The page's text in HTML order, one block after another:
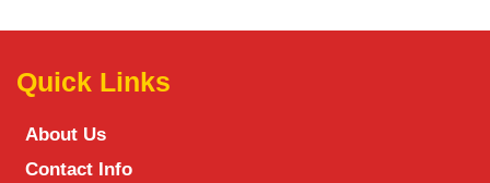
Quick Links
About Us
Contact Info